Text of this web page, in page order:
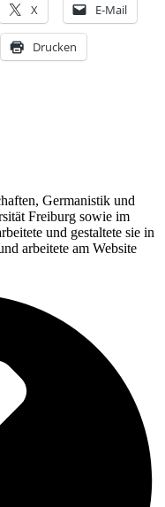
X E-Mail
Drucken
Germanistik und
Freiburg sowie im
und gestaltete sie in
arbeitete am Website